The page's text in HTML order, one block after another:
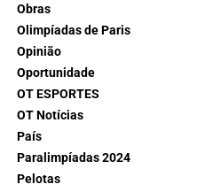
Obras
Olimpíadas de Paris
Opinião
Oportunidade
OT ESPORTES
OT Notícias
País
Paralimpíadas 2024
Pelotas